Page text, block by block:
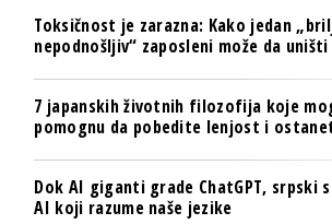
Toksičnost je zarazna: Kako jedan
nepodnošljiv“ zaposleni može da
7 japanskih životnih filozofija koje
pomognu da pobedite lenjost i
Dok AI giganti grade ChatGPT, srpski
AI koji razume naše jezike